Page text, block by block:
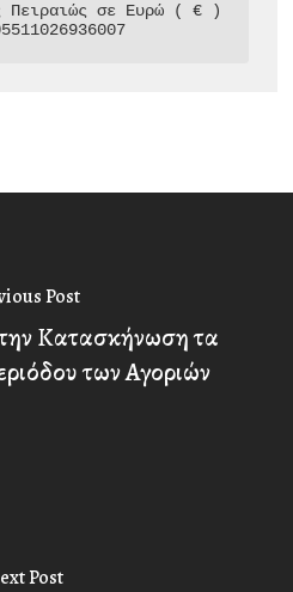
Πειραιώς σε Ευρώ ( € )
Post
Κατασκήνωση τα
των Αγοριών
Post